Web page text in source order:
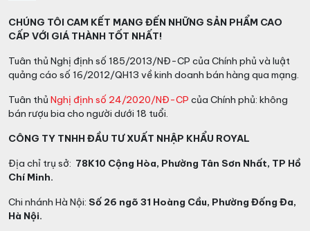
CHÚNG TÔI CAM KẾT MANG ĐẾN NHỮNG SẢN PHẨM CAO
CẤP VỚI GIÁ THÀNH TỐT NHẤT!
Tuân thủ Nghị định số 185/2013/NĐ-CP của Chính phủ và luật
quảng cáo số 16/2012/QH13 về kinh doanh bán hàng qua mạng.
Tuân thủ Nghị định số 24/2020/NĐ-CP của Chính phủ: không
bán rượu bia cho người dưới 18 tuổi.
CÔNG TY TNHH ĐẦU TƯ XUẤT NHẬP KHẨU ROYAL
Địa chỉ trụ sở: 78K10 Cộng Hòa, Phường Tân Sơn Nhất, TP Hồ
Chí Minh.
Chi nhánh Hà Nội: Số 26 ngõ 31 Hoàng Cầu, Phường Đống Đa,
Hà Nội.